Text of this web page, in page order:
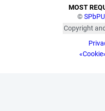
©SPbPU
Copyright
consent of
MOST